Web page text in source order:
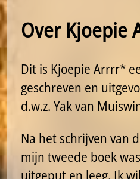
Over Kjoepie
Dit is Kjoepie Arrrr*
geschreven en
d.w.z. Yak van
Na het schrijven van
mijn tweede boek
uitgeput en leeg. Ik